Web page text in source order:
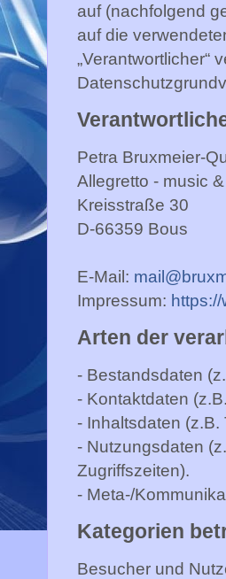
auf (nachfolgend
auf die
„Verantwortlicher“
Petra Bruxmeier-
Allegretto - music
Kreisstraße 30
D-66359 Bous
E-Mail:
Impressum:
Arten der
- Bestandsdaten
- Kontaktdaten
- Inhaltsdaten
- Nutzungsdaten
Zugriffszeiten).
- Meta-/
Kategorien
Besucher und